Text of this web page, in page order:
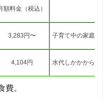
額料金（税込）
3,283円〜 子育て中の家庭
4,104円 水代しかかから
費。